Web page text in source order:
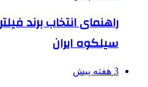
راهنمای انتخاب برند
سیلکوه ایران
3 هفته پیش